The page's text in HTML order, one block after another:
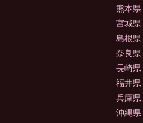
熊本県
宮城県
島根県
奈良県
長崎県
福井県
兵庫県
沖縄県